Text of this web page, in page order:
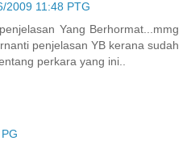
2009 11:48 PTG
Yang Berhormat...mmg
penjelasan YB kerana sudah
perkara yang ini..